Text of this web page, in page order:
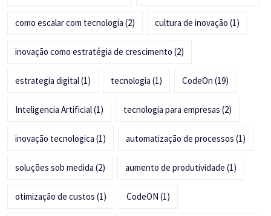
como escalar com tecnologia (2) cultura de inovação (1)
inovação como estratégia de crescimento (2)
estrategia digital(1) tecnologia (1) CodeOn (19)
Inteligencia Artificial(1) tecnologia para empresas (2)
inovação tecnologica (1) automatização de processos (1)
soluções sob medida (2) aumento de produtividade (1)
otimização de custos (1) CodeON (1)